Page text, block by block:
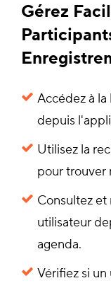
Gérez
Accédez à
depuis
Utilisez la
pour trouver
Consultez
utilisateur
agenda.
Vérifiez si